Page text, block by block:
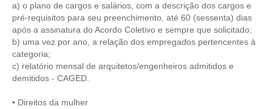
BENEFÍCIOS
APOSENTADORIA
CONVÊNIOS
PLANO DE SAÚDE
a) o plano de cargos e salários, com a descrição dos cargos e
pré-requisitos para seu preenchimento, até 60 (sessenta) dias
após a assinatura do Acordo Coletivo e sempre que solicitado;
b) uma vez por ano, a relação dos empregados pertencentes à
categoria;
c) relatório mensal de arquitetos/engenheiros admitidos e
demitidos - CAGED.
• Direitos da mulher